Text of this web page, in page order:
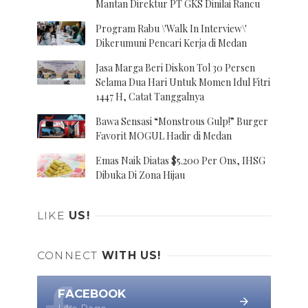
Mantan Direktur PT GKS Dinilai Rancu
Program Rabu \'Walk In Interview\'
Dikerumuni Pencari Kerja di Medan
Jasa Marga Beri Diskon Tol 30 Persen
Selama Dua Hari Untuk Momen Idul Fitri
1447 H, Catat Tanggalnya
Bawa Sensasi “Monstrous Gulp!” Burger
Favorit MOGUL Hadir di Medan
Emas Naik Diatas $5.200 Per Ons, IHSG
Dibuka Di Zona Hijau
LIKE US!
CONNECT WITH US!
FACEBOOK